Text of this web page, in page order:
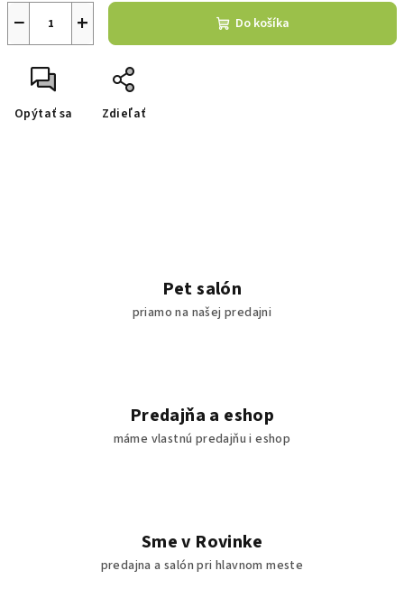
+
− Do košíka
Opýtať sa Zdieľať
Pet salón
priamo na našej predajni
Predajňa a eshop
máme vlastnú predajňu i eshop
Sme v Rovinke
predajna a salón pri hlavnom meste